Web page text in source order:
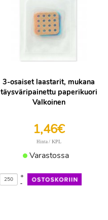
3-osaiset laastarit, mukana
täysväripainettu paperikuori
Valkoinen
1,46€
Hinta / KPL
Varastossa
-
+